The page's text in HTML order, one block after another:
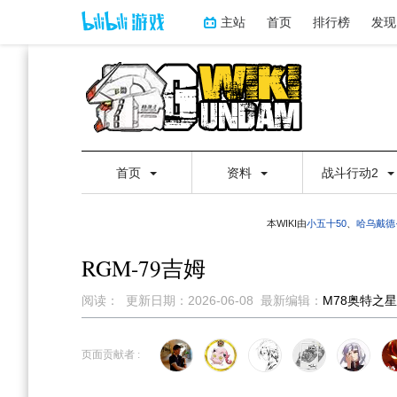
主站 首页 排行榜 发现
首页 资料 战斗行动2
本WIKI由小五十50 哈乌戴德
RGM-79吉姆
阅读： 更新日期： 2026-06-08 最新编辑： M78奥特之星
到
到
页面贡献者 :